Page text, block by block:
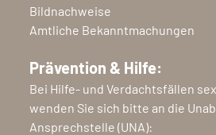
Bildnachweise
Amtliche Bekanntmachungen
Prävention & Hilfe:
Bei Hilfe- und Verdachtsfällen
wenden Sie sich bitte an die
Ansprechstelle (UNA):